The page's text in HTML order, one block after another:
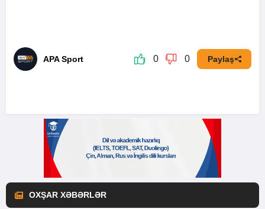
APA Sport 0 0 Paylaş
OXŞAR XƏBƏRLƏR